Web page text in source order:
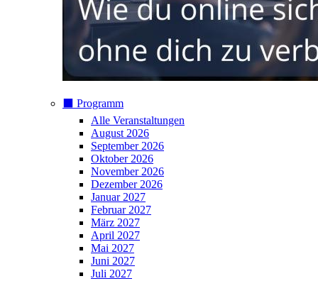
⬛️ Programm
Alle Veranstaltungen
August 2026
September 2026
Oktober 2026
November 2026
Dezember 2026
Januar 2027
Februar 2027
März 2027
April 2027
Mai 2027
Juni 2027
Juli 2027